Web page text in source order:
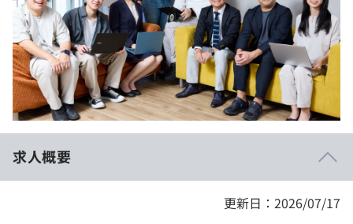
就活成功ガイド
プラン
個人向けプラン
法人向けプラン
学校向けプラン
契約内容・クーポン
求人概要
更新日：2026/07/17